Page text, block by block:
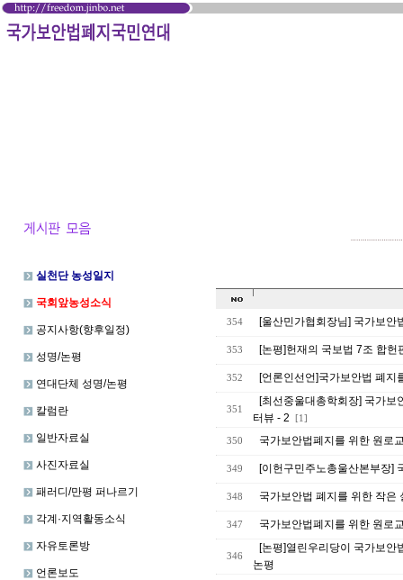
실천단 농성일지
국회앞농성소식
공지사항(향후일정)
성명/논평
연대단체 성명/논평
칼럼란
일반자료실
사진자료실
패러디/만평 퍼나르기
각계·지역활동소식
자유토론방
언론보도
354 [울산민가협회장님] 국가보안
353 [논평]헌재의 국보법 7조 합헌
352 [언론인선언]국가보안법 폐지
351
[최선중울대총학회장] 국가보
터뷰 - 2 [1]
350 국가보안법폐지를 위한 원로
349 [이헌구민주노총울산본부장]
348 국가보안법 폐지를 위한 작은
347 국가보안법폐지를 위한 원로
346
[논평]열린우리당이 국가보안
논평